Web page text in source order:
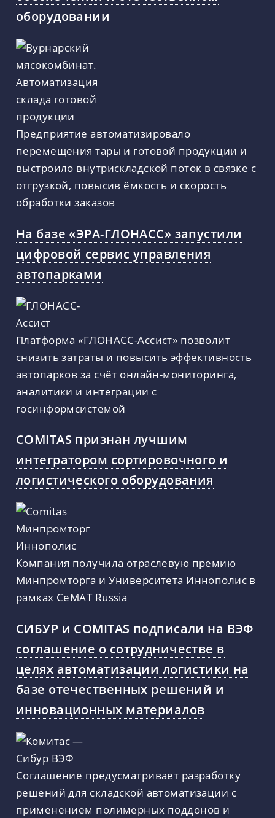
оборудовании
Предприятие автоматизировало
перемещения тары и готовой продукции и
выстроило внутрискладской поток в связке с
отгрузкой, повысив ёмкость и скорость
обработки заказов
На базе «ЭРА-ГЛОНАСС» запустили
цифровой сервис управления
автопарками
Платформа «ГЛОНАСС-Ассист» позволит
снизить затраты и повысить эффективность
автопарков за счёт онлайн-мониторинга,
аналитики и интеграции с
госинформсистемой
COMITAS признан лучшим
интегратором сортировочного и
логистического оборудования
Компания получила отраслевую премию
Минпромторга и Университета Иннополис в
рамках CeMAT Russia
СИБУР и COMITAS подписали на ВЭФ
соглашение о сотрудничестве в
целях автоматизации логистики на
базе отечественных решений и
инновационных материалов
Соглашение предусматривает разработку
решений для складской автоматизации с
применением полимерных поддонов и